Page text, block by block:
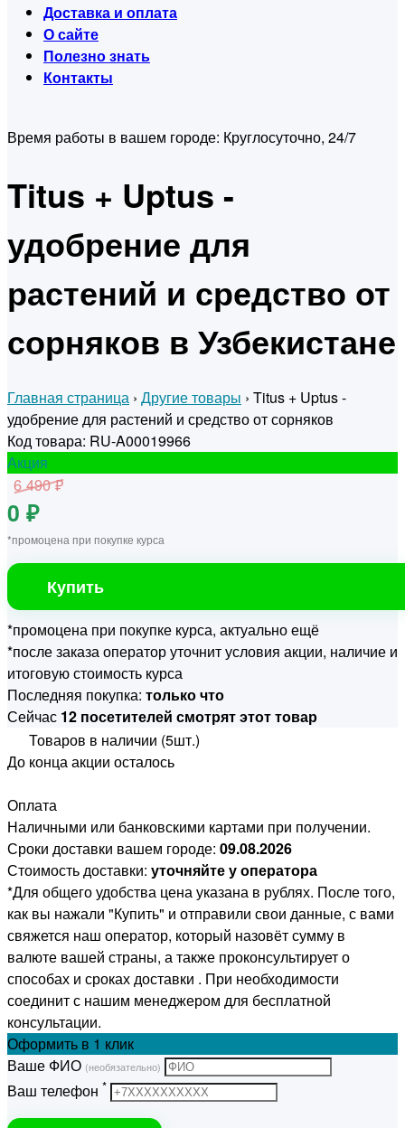
Доставка и оплата
О сайте
Полезно знать
Контакты
Время работы в вашем городе: Круглосуточно, 24/7
Titus + Uptus -
удобрение для
растений и средство от
сорняков в Узбекистане
Главная страница › Другие товары › Titus + Uptus -
удобрение для растений и средство от сорняков
Код товара: RU-A00019966
Акция
6 490 ₽
0 ₽
*промоцена при покупке курса
Купить
*промоцена при покупке курса, актуально ещё
*после заказа оператор уточнит условия акции, наличие и
итоговую стоимость курса
Последняя покупка: только что
Сейчас 12 посетителей смотрят этот товар
Товаров в наличии (5шт.)
До конца акции осталось
Оплата
Наличными или банковскими картами при получении.
Сроки доставки вашем городе: 09.08.2026
Стоимость доставки: уточняйте у оператора
*Для общего удобства цена указана в рублях. После того,
как вы нажали "Купить" и отправили свои данные, с вами
свяжется наш оператор, который назовёт сумму в
валюте вашей страны, а также проконсультирует о
способах и сроках доставки . При необходимости
соединит с нашим менеджером для бесплатной
консультации.
Оформить в 1 клик
Ваше ФИО (необязательно)
Ваш телефон *